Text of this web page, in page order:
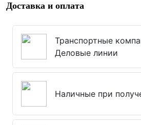
Доставка и оплата
Транспортные
Деловые линии
Наличные при